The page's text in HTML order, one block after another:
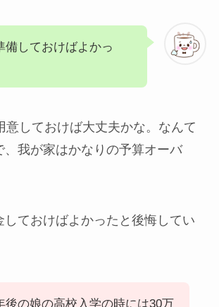
備しておけばよかっ
意しておけば大丈夫かな。なんて
、我が家はかなりの予算オーバ
しておけばよかったと後悔してい
後の娘の高校入学の時には30万